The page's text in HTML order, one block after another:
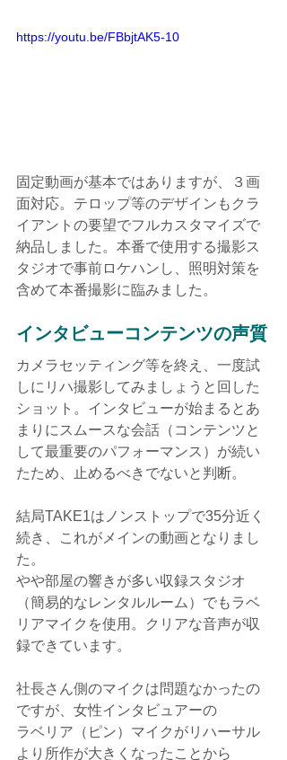
https://youtu.be/FBbjtAK5-10
固定動画が基本ではありますが、３画
面対応。テロップ等のデザインもクラ
イアントの要望でフルカスタマイズで
納品しました。本番で使用する撮影ス
タジオで事前ロケハンし、照明対策を
含めて本番撮影に臨みました。
インタビューコンテンツの声質
カメラセッティング等を終え、一度試
しにリハ撮影してみましょうと回した
ショット。インタビューが始まるとあ
まりにスムースな会話（コンテンツと
して最重要のパフォーマンス）が続い
たため、止めるべきでないと判断。
結局TAKE1はノンストップで35分近く
続き、これがメインの動画となりまし
た。
やや部屋の響きが多い収録スタジオ
（簡易的なレンタルルーム）でもラベ
リアマイクを使用。クリアな音声が収
録できています。
社長さん側のマイクは問題なかったの
ですが、女性インタビュアーの
ラベリア（ピン）マイクがリハーサル
より所作が大きくなったことから